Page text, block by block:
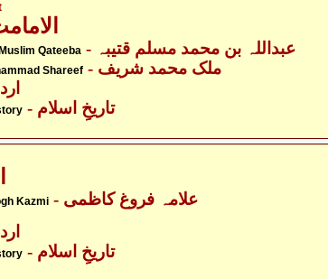
Qateeba - عبداللہ بن محمد مسلم قتیبہ
Shareef - ملک محمد شریف
- تاریخِ اسلام
Kazmi - علامہ فروغ کاظمی
- تاریخِ اسلام